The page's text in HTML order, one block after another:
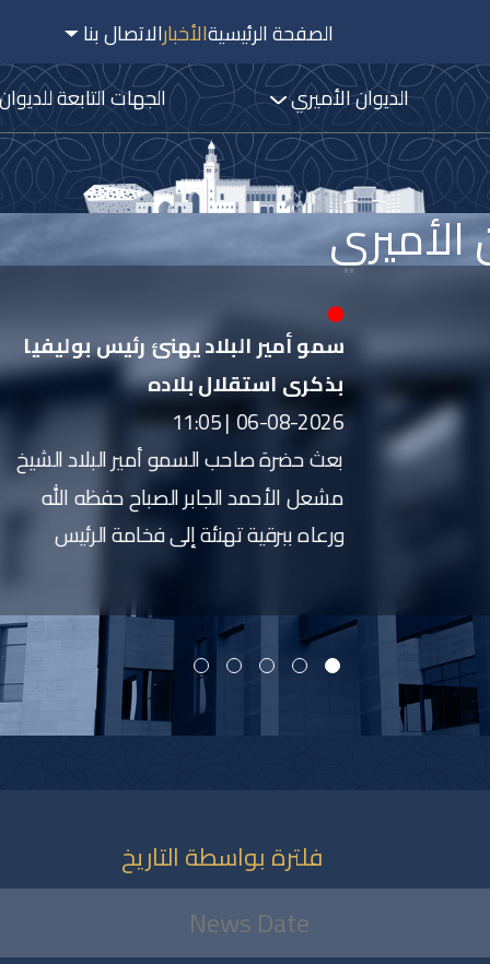
الصفحة الرئيسيةالأخبارالاتصال بنا
الديوان الأميري الجهات التابعة
الأميري
سمو أمير البلاد يهنئ رئيس بوليفيا
بذكرى استقلال بلاده
06-08-2026 | 11:05
بعث حضرة صاحب السمو أمير البلاد الشيخ
مشعل الأحمد الجابر الصباح حفظه الله
ورعاه ببرقية تهنئة إلى فخامة الرئيس
رودريغو باز رئيس دولة بوليفيا متعددة
القوميات الصديقة عبر فيها سموه حفظه
الله عن خالص تهانيه بمناسبة ذكرى
الاستقلال لبلاده.
متمنيا سموه رعاه الله لفخامته موفور
الصديق كل التقدم والازدهار.
فلترة بواسطة التاريخ